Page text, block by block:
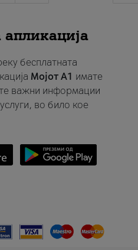
бесплатната
Мојот A1 имате
важни информации
во било кое